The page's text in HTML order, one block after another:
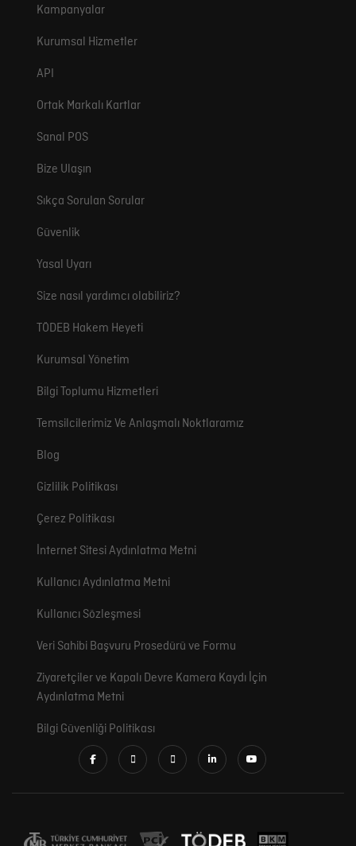
Kampanyalar
Kurumsal Hizmetler
API
Ortak Markalı Kartlar
Sanal POS
Bize Ulaşın
Sıkça Sorulan Sorular
Güvenlik
Yasal Uyarı
Size nasıl yardımcı olabiliriz?
TÖDEB Hakem Heyeti
Kurumsal Yönetim
Bilgi Toplumu Hizmetleri
Temsilcilerimiz Ve Anlaşmalı Noktlaramız
Blog
Gizlilik Politikası
Çerez Politikası
İnternet Sitesi Aydınlatma Metni
Kullanıcı Aydınlatma Metni
Kullanıcı Sözleşmesi
Veri Sahibi Başvuru Prosedürü ve Formu
Ziyaretçiler ve Kapalı Devre Kamera Kaydı İçin
Aydınlatma Metni
Bilgi Güvenliği Politikası